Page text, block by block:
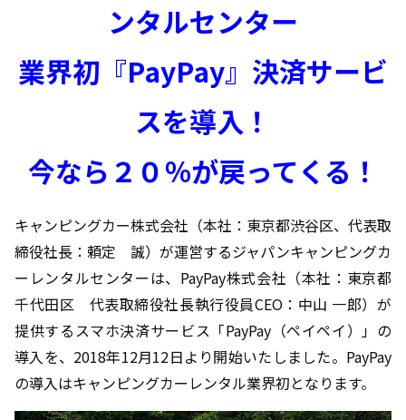
ンタルセンター
業界初『PayPay』決済サービ
スを導入！
今なら２０％が戻ってくる！
キャンピングカー株式会社（本社：東京都渋谷区、代表取
締役社長：頼定 誠）が運営するジャパンキャンピングカ
ーレンタルセンターは、PayPay株式会社（本社：東京都
千代田区 代表取締役社長執行役員CEO：中山 一郎）が
提供するスマホ決済サービス「PayPay（ペイペイ）」の
導入を、2018年12月12日より開始いたしました。PayPay
の導入はキャンピングカーレンタル業界初となります。